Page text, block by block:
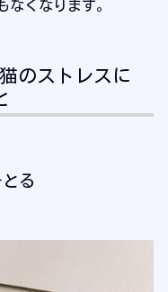
くなります。
のストレスに
る